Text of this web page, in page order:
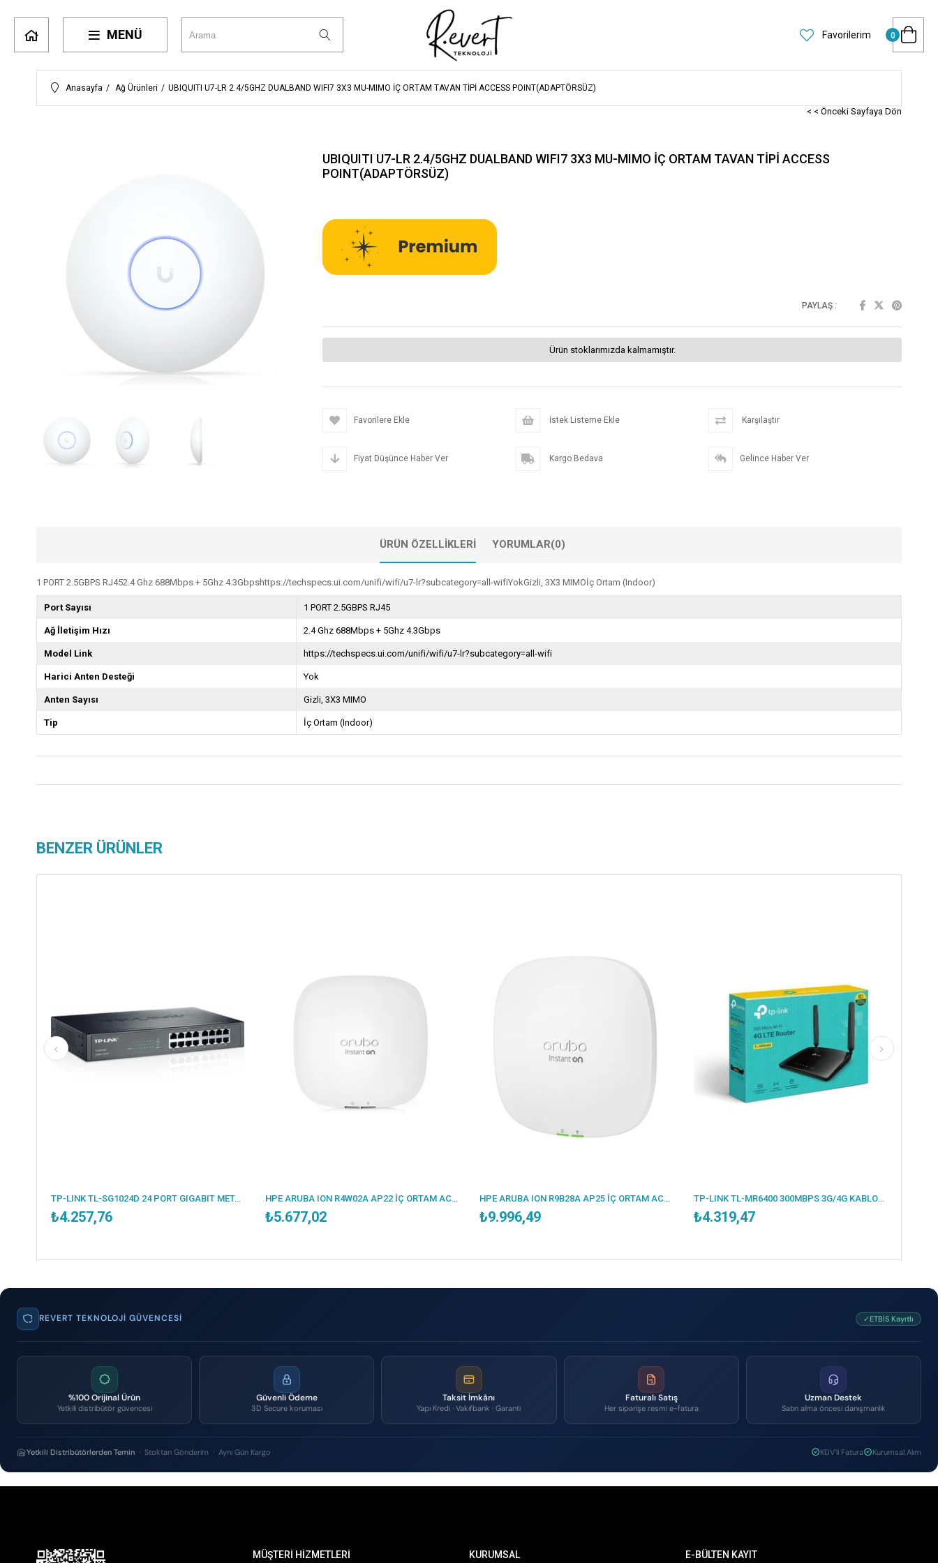
MENÜ Favorilerim 0
Anasayfa Ağ Ürünleri UBIQUITI U7-LR 2.4/5GHZ DUALBAND WIFI7 3X3 MU-MIMO İÇ ORTAM TAVAN TİPİ ACCESS POINT(ADAPTÖRSÜZ)
< < Önceki Sayfaya Dön
UBIQUITI U7-LR 2.4/5GHZ DUALBAND WIFI7 3X3 MU-MIMO İÇ ORTAM TAVAN TİPİ ACCESS
POINT(ADAPTÖRSÜZ)
PAYLAŞ :
Ürün stoklarımızda kalmamıştır.
Favorilere Ekle İstek Listeme Ekle Karşılaştır
Fiyat Düşünce Haber Ver Kargo Bedava Gelince Haber Ver
ÜRÜN ÖZELLIKLERI YORUMLAR(0)
1 PORT 2.5GBPS RJ452.4 Ghz 688Mbps + 5Ghz 4.3Gbpshttps://techspecs.ui.com/unifi/wifi/u7-lr?subcategory=all-wifiYokGizli, 3X3 MIMOİç Ortam (Indoor)
Port Sayısı 1 PORT 2.5GBPS RJ45
Ağ İletişim Hızı 2.4 Ghz 688Mbps + 5Ghz 4.3Gbps
Model Link https://techspecs.ui.com/unifi/wifi/u7-lr?subcategory=all-wifi
Harici Anten Desteği Yok
Anten Sayısı Gizli, 3X3 MIMO
Tip İç Ortam (Indoor)
BENZER ÜRÜNLER
TP-LINK TL-SG1024D 24 PORT GIGABIT METAL KASA RACKMOUNT SWITCH
₺4.257,76
HPE ARUBA ION R4W02A AP22 İÇ ORTAM ACCESS POINT(ADAPTÖRSÜZ)
₺5.677,02
HPE ARUBA ION R9B28A AP25 İÇ ORTAM ACCESS POINT(ADAPTÖRSÜZ)
₺9.996,49
TP-LINK TL-MR6400 300MBPS 3G/4G KABLOSUZ N ROUTER
₺4.319,47
REVERT TEKNOLOJI GÜVENCESI ✓ETBİS Kayıtlı
%100 Orijinal Ürün
Yetkili distribütör güvencesi
Güvenli Ödeme
3D Secure koruması
Taksit İmkânı
Yapı Kredi · Vakıfbank · Garanti
Faturalı Satış
Her siparişe resmi e-fatura
Uzman Destek
Satın alma öncesi danışmanlık
Yetkili Distribütörlerden Temin · Stoktan Gönderim · Aynı Gün Kargo KDV'li Fatura Kurumsal Alım
MÜŞTERİ HİZMETLERİ KURUMSAL E-BÜLTEN KAYIT